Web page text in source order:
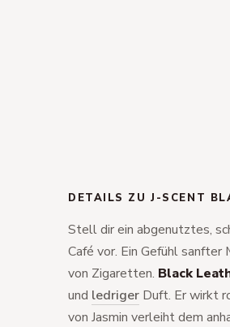
DETAILS ZU J-SCENT
Stell dir ein abgenutztes,
Café vor. Ein Gefühl
von Zigaretten. Black
und ledriger Duft. Er wirkt
von Jasmin verleiht dem